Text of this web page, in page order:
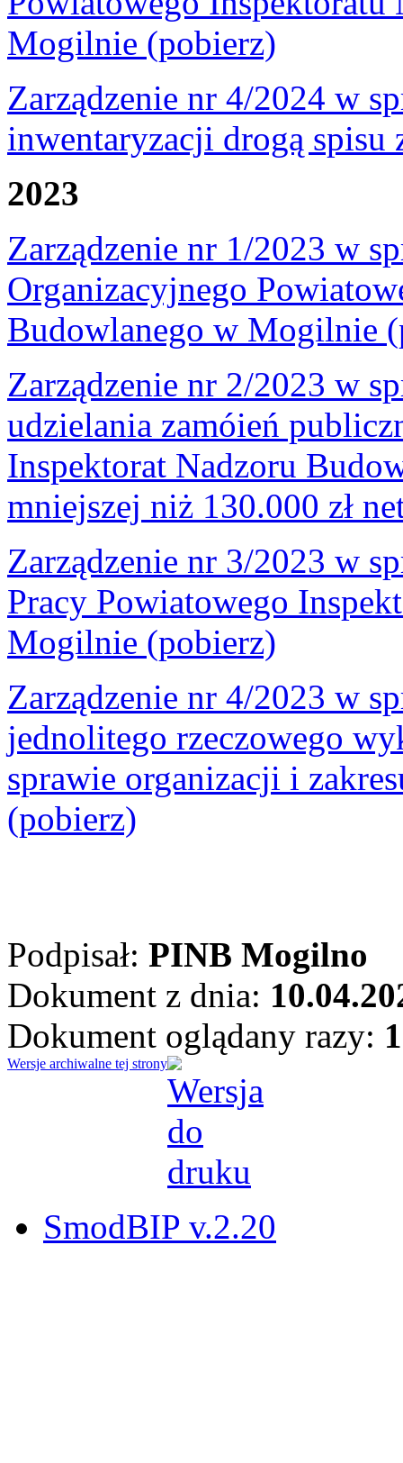
Mogilnie (pobierz)
Zarządzenie nr 4/2024 w
inwentaryzacji drogą spisu
2023
Zarządzenie nr 1/2023 w
Organizacyjnego
Budowlanego w Mogilnie
Zarządzenie nr 2/2023 w
udzielania zamóień
Inspektorat Nadzoru
mniejszej niż 130.000 zł
Zarządzenie nr 3/2023 w
Pracy Powiatowego
Mogilnie (pobierz)
Zarządzenie nr 4/2023 w
jednolitego rzeczowego
sprawie organizacji i
(pobierz)
Podpisał: PINB Mogilno
Dokument z dnia:
Dokument oglądany razy:
Wersje archiwalne tej strony
SmodBIP v.2.20